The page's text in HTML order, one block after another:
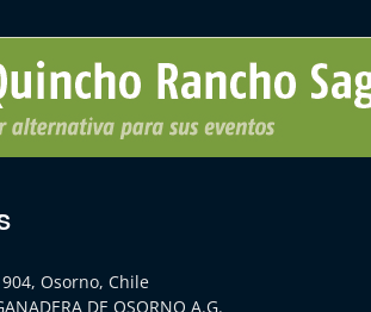
Osorno, Chile
DE OSORNO A.G.